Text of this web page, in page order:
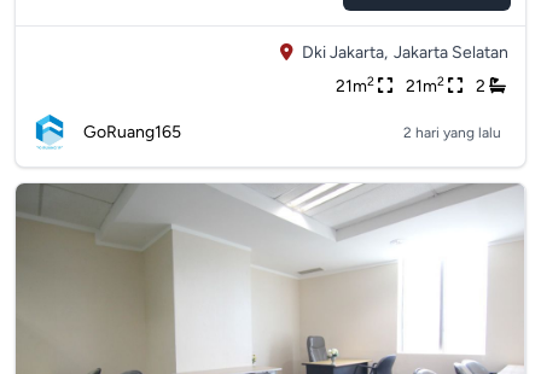
Dki Jakarta, Jakarta Selatan
21m2 21m2 2
GoRuang165 2 hari yang lalu